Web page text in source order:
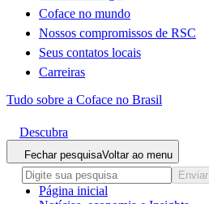
Coface no mundo
Nossos compromissos de RSC
Seus contatos locais
Carreiras
Tudo sobre a Coface no Brasil
Descubra
Fechar pesquisaVoltar ao menu
Página inicial